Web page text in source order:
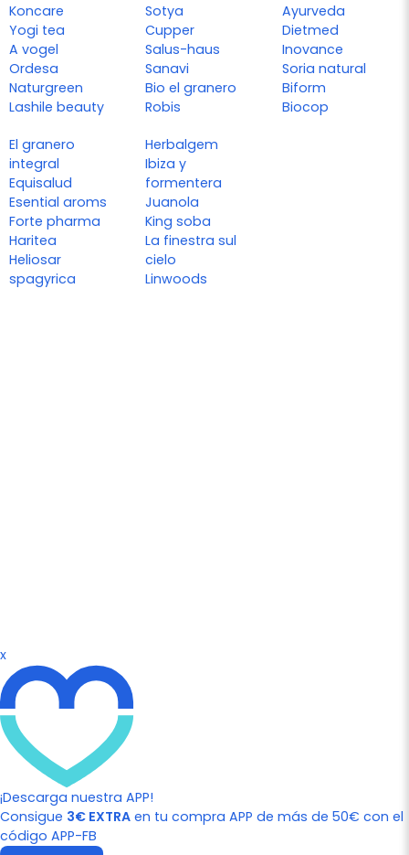
Koncare
Yogi tea
A vogel
Ordesa
Naturgreen
Lashile beauty
Sotya
Cupper
Salus-haus
Sanavi
Bio el granero
Robis
Ayurveda
Dietmed
Inovance
Soria natural
Biform
Biocop
El granero
integral
Equisalud
Esential aroms
Forte pharma
Haritea
Heliosar
spagyrica
Herbalgem
Ibiza y
formentera
Juanola
King soba
La finestra sul
cielo
Linwoods
x
¡Descarga nuestra APP!
Consigue 3€ EXTRA en tu compra APP de más de 50€ con el
código APP-FB